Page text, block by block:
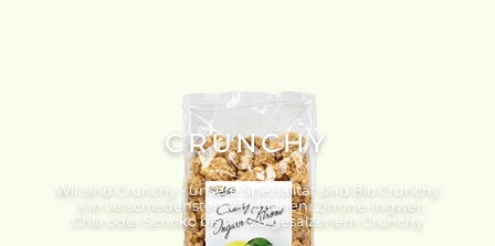
CRUNCHY
Wir sind Crunchy - unsere Spezialität sind Bio Crunchy
´s in verschiedensten Variationen. Zitrone-Ingwer,
Chia oder Schoko bis hin zu gesalzenem Crunchy